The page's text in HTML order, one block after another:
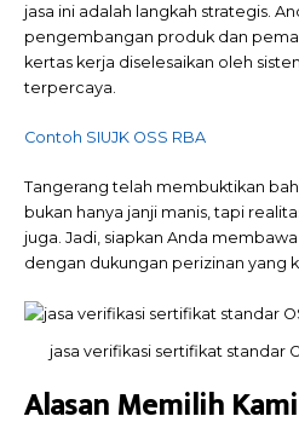
jasa ini adalah langkah strategis.
pengembangan produk dan
kertas kerja diselesaikan oleh
terpercaya.
Contoh SIUJK OSS RBA
Tangerang telah membuktikan
bukan hanya janji manis, tapi
juga. Jadi, siapkan Anda
dengan dukungan perizinan yang
jasa verifikasi sertifikat standar
Alasan MemilihKami